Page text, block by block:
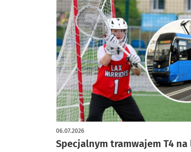
Specjalnym tramwajem T4 na
06.07.2026